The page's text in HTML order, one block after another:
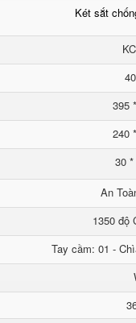
Két sắt
395
240
30
An
1350 độ
Tay cầm: 01 -